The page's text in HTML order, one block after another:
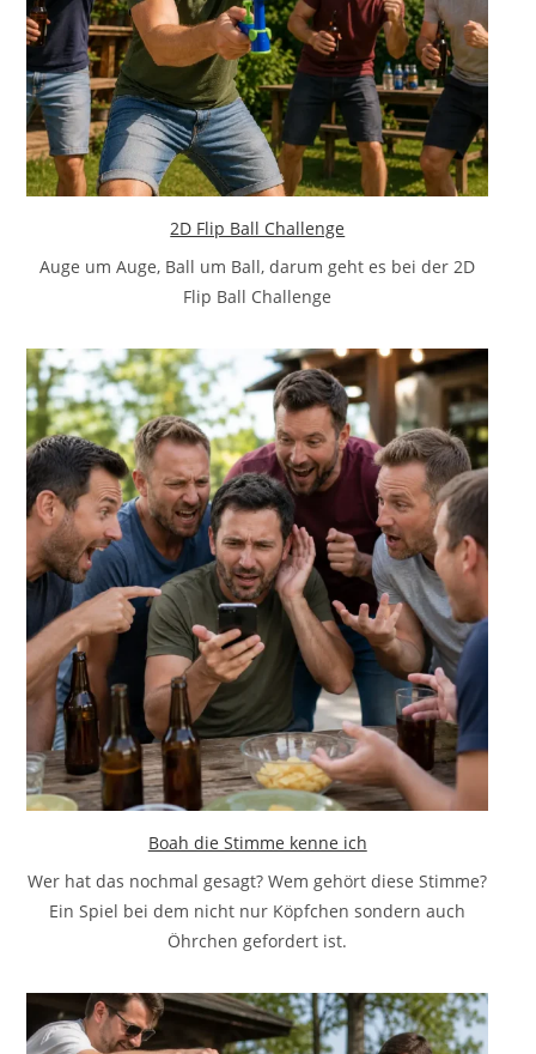
2D Flip Ball Challenge
Auge um Auge, Ball um Ball, darum geht es bei der 2D
Flip Ball Challenge
Boah die Stimme kenne ich
Wer hat das nochmal gesagt? Wem gehört diese Stimme?
Ein Spiel bei dem nicht nur Köpfchen sondern auch
Öhrchen gefordert ist.